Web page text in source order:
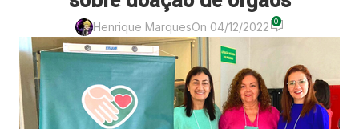
Henrique MarquesOn 04/12/2022 0